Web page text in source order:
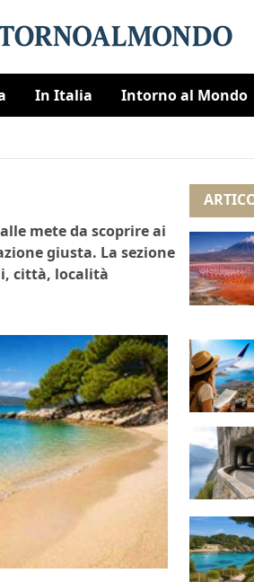
In Italia Intorno al Mondo
mete da scoprire ai
giusta. La sezione
città, località